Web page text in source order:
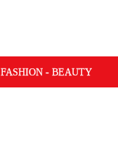
FASHION - BEAUTY